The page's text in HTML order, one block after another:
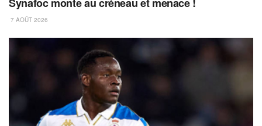
7 AOÛT 2026